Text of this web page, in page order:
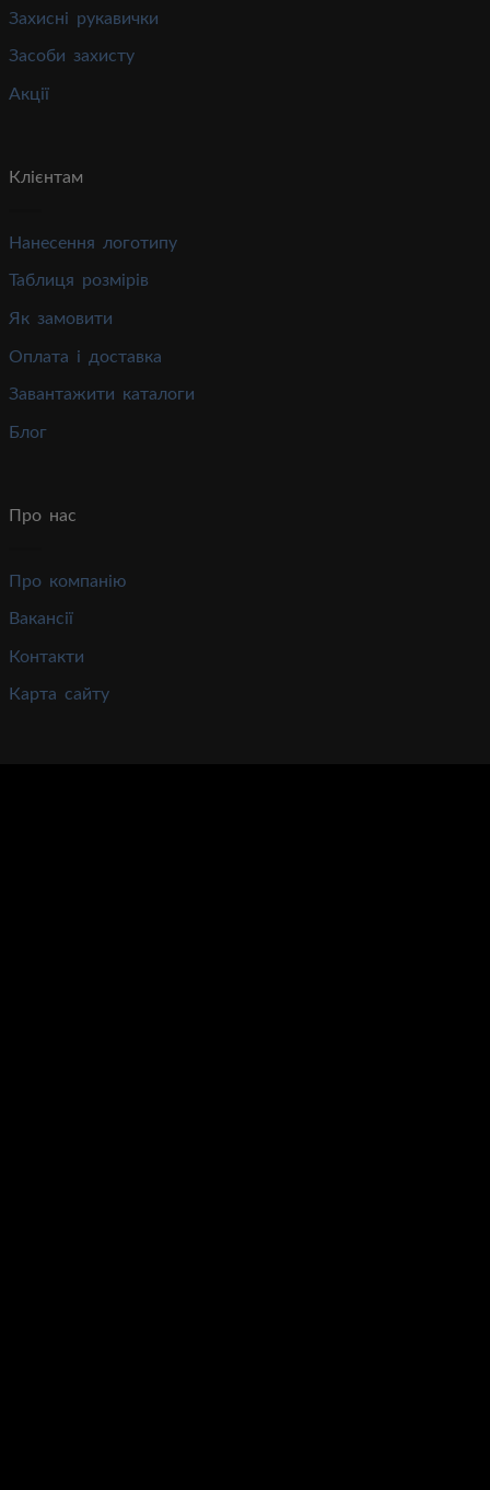
Захисні рукавички
Засоби захисту
Акції
Клієнтам
Нанесення логотипу
Таблиця розмірів
Як замовити
Оплата і доставка
Завантажити каталоги
Блог
Про нас
Про компанію
Вакансії
Контакти
Карта сайту